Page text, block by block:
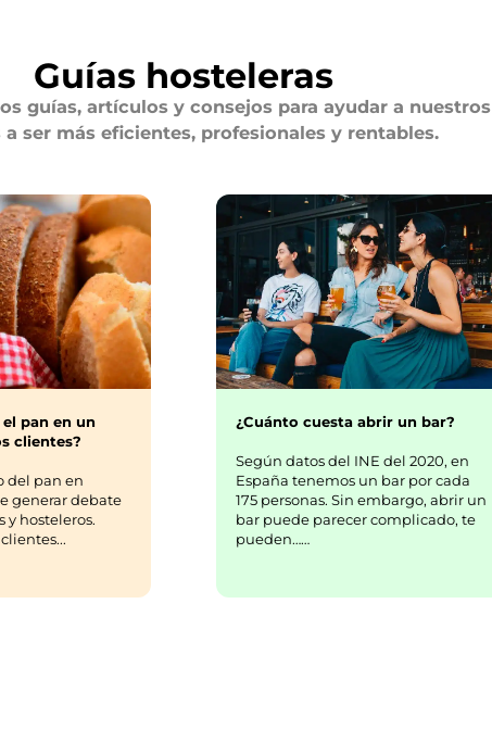
Guías hosteleras
guías, artículos y consejos para ayudar a nuestros
ser más eficientes, profesionales y rentables.
pan en un
clientes?
del pan en
generar debate
y hosteleros.
¿Cuánto cuesta abrir un bar?
Según datos del INE del 2020, en
España tenemos un bar por cada
175 personas. Sin embargo, abrir un
bar puede parecer complicado, te
pueden……